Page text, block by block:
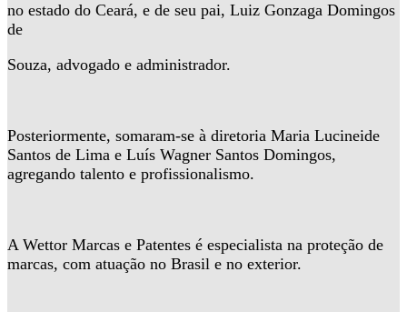
no estado do Ceará, e de seu pai, Luiz Gonzaga Domingos
de
Souza, advogado e administrador.
Posteriormente, somaram-se à diretoria Maria Lucineide
Santos de Lima e Luís Wagner Santos Domingos,
agregando talento e profissionalismo.
A Wettor Marcas e Patentes é especialista na proteção de
marcas, com atuação no Brasil e no exterior.